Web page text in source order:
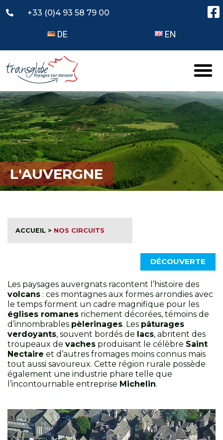
+33 (0)4 93 58 79 00
DE EN
L'AUVERGNE
ACCUEIL > NOS CIRCUITS
DÉCOUVERTE
Les paysages auvergnats racontent l’histoire des
volcans : ces montagnes aux formes arrondies avec
le temps forment un cadre magnifique pour les
églises romanes richement décorées, témoins de
d’innombrables pèlerinages. Les pâturages
verdoyants, souvent bordés de lacs, abritent des
troupeaux de vaches produisant le célèbre Saint
Nectaire et d’autres fromages moins connus mais
tout aussi savoureux. Cette région rurale possède
également une industrie phare telle que
l’incontournable entreprise Michelin.